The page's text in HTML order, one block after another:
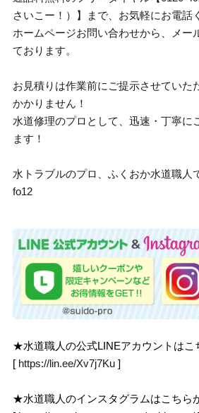
さいこー！）】まで、お気軽にお電話
ホームページお問い合わせから、メー
ております。
お見積りは作業前にご提示させていた
かかりません！
水道修理のプロとして、迅速・丁寧に
ます！
水トラブルのプロ、ふくおか水道職人
fo12
★水道職人の公式LINEアカウントはこ
[ https://lin.ee/Xv7j7Ku ]
★水道職人のインスタグラムはこちら